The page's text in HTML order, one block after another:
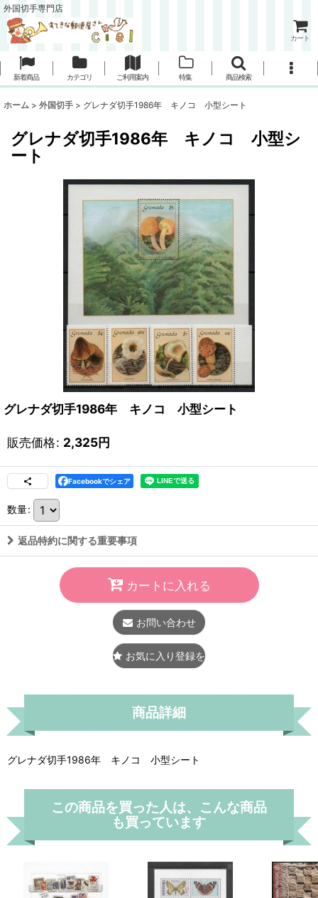
外国切手専門店
カート
新着商品 カテゴリ ご利用案内 特集 商品検索
ホーム > 外国切手 > グレナダ切手1986年 キノコ 小型シート
グレナダ切手1986年 キノコ 小型シ
ート
グレナダ切手1986年 キノコ 小型シート
販売価格: 2,325円
Facebookでシェア
数量:
返品特約に関する重要事項
カートに入れる
お問い合わせ
お気に入り登録をする
商品詳細
グレナダ切手1986年 キノコ 小型シート
この商品を買った人は、こんな商品
も買っています